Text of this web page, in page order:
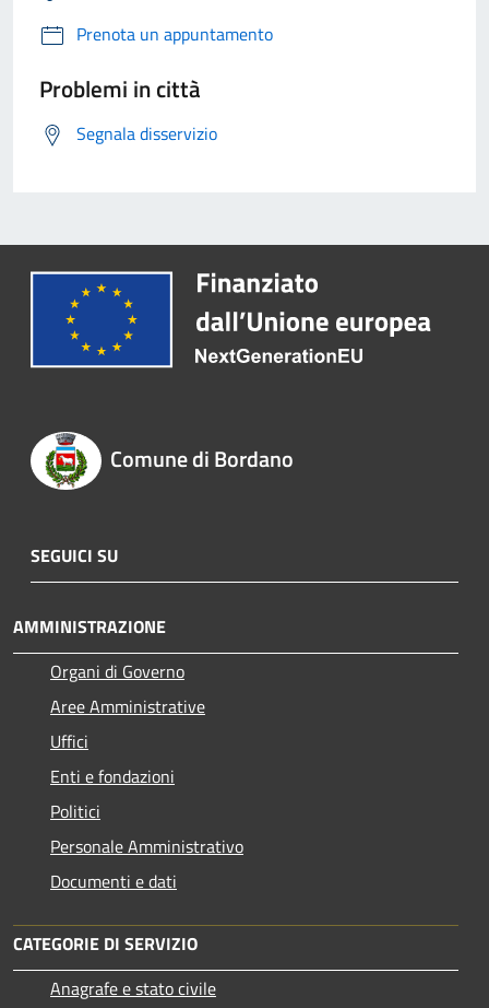
Prenota un appuntamento
Problemi in città
Segnala disservizio
Comune di Bordano
SEGUICI SU
AMMINISTRAZIONE
Organi di Governo
Aree Amministrative
Uffici
Enti e fondazioni
Politici
Personale Amministrativo
Documenti e dati
CATEGORIE DI SERVIZIO
Anagrafe e stato civile